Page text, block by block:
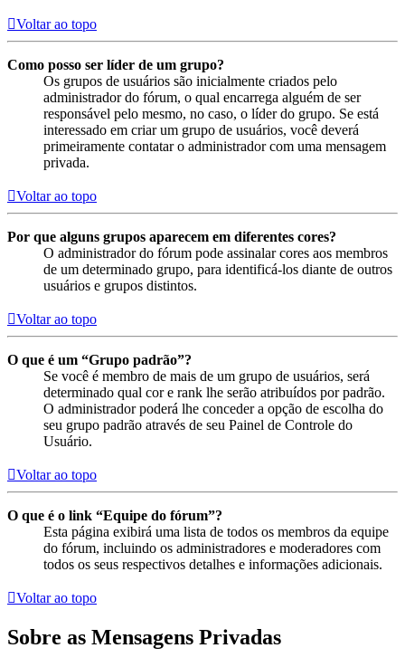
Voltar ao topo
Como posso ser líder de um grupo?
Os grupos de usuários são inicialmente criados pelo
administrador do fórum, o qual encarrega alguém de ser
responsável pelo mesmo, no caso, o líder do grupo. Se está
interessado em criar um grupo de usuários, você deverá
primeiramente contatar o administrador com uma mensagem
privada.
Voltar ao topo
Por que alguns grupos aparecem em diferentes cores?
O administrador do fórum pode assinalar cores aos membros
de um determinado grupo, para identificá-los diante de outros
usuários e grupos distintos.
Voltar ao topo
O que é um “Grupo padrão”?
Se você é membro de mais de um grupo de usuários, será
determinado qual cor e rank lhe serão atribuídos por padrão.
O administrador poderá lhe conceder a opção de escolha do
seu grupo padrão através de seu Painel de Controle do
Usuário.
Voltar ao topo
O que é o link “Equipe do fórum”?
Esta página exibirá uma lista de todos os membros da equipe
do fórum, incluindo os administradores e moderadores com
todos os seus respectivos detalhes e informações adicionais.
Voltar ao topo
Sobre as Mensagens Privadas